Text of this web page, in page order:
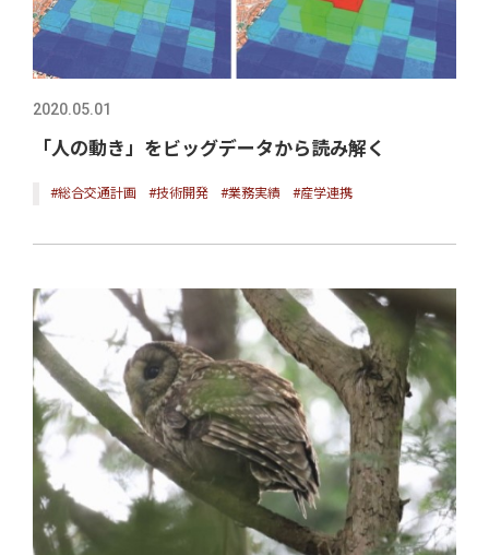
2020.05.01
「人の動き」をビッグデータから読み解く
#総合交通計画 #技術開発 #業務実績 #産学連携